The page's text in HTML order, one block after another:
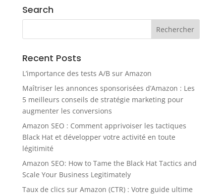
Search
Recent Posts
L’importance des tests A/B sur Amazon
Maîtriser les annonces sponsorisées d’Amazon : Les
5 meilleurs conseils de stratégie marketing pour
augmenter les conversions
Amazon SEO : Comment apprivoiser les tactiques
Black Hat et développer votre activité en toute
légitimité
Amazon SEO: How to Tame the Black Hat Tactics and
Scale Your Business Legitimately
Taux de clics sur Amazon (CTR) : Votre guide ultime